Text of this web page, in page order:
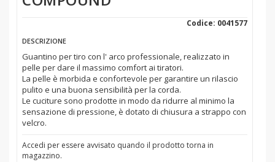
Codice: 0041577
DESCRIZIONE
Guantino per tiro con l' arco professionale, realizzato in
pelle per dare il massimo comfort ai tiratori.
La pelle è morbida e confortevole per garantire un rilascio
pulito e una buona sensibilità per la corda.
Le cuciture sono prodotte in modo da ridurre al minimo la
sensazione di pressione, è dotato di chiusura a strappo con
velcro.
Accedi per essere avvisato quando il prodotto torna in
magazzino.